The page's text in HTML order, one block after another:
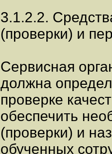
3.1.2.2.
(проверки) и
Сервисная
должна
проверке
обеспечить
(проверки) и
обученных